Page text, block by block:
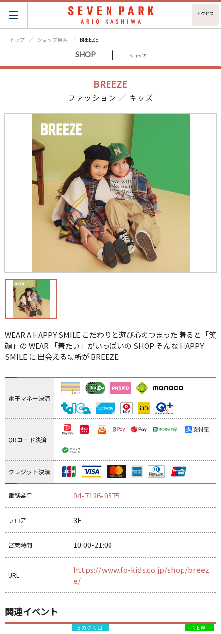
アクセス
トップ ショップ検索 BREEZE
SHOP | ショップ
BREEZE
ファッション ／ キッズ
WEAR A HAPPY SMILE こだわりと遊び心のつまった 着ると「笑
顔」の WEAR 「着たい」がいっぱいの SHOP そんな HAPPY
SMILE に 出会える場所が BREEZE
電子マネー決済
QRコード決済
クレジット決済
電話番号 04-7126-0575
フロア 3F
営業時間 10:00-21:00
URL
https://www.fo-kids.co.jp/shop/breez
e/
関連イベント
8のつく日